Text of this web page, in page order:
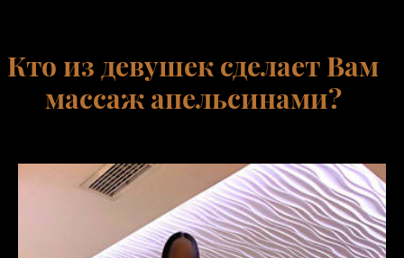
Кто из девушек сделает Вам
массаж апельсинами?